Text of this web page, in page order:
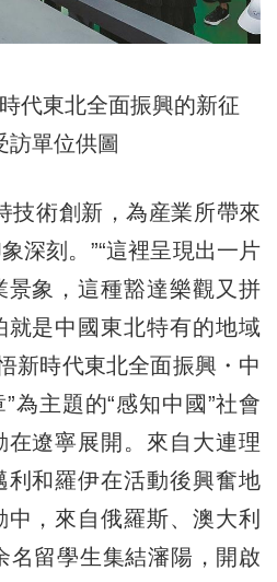
代東北全面振興的新征
訪單位供圖
術創新，為産業所帶來
深刻。”“這裡呈現出一片
象，這種豁達樂觀又拼
是中國東北特有的地域
新時代東北全面振興・中
為主題的“感知中國”社會
遼寧展開。來自大連理
利和羅伊在活動後興奮地
，來自俄羅斯、澳大利
名留學生集結瀋陽，開啟